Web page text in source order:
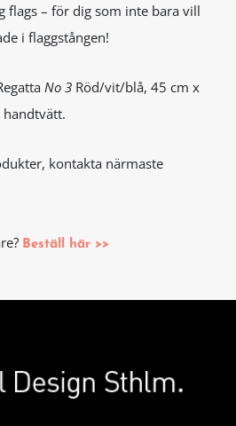
flags – för dig som inte bara vill
i flaggstången!
No 3 Röd/vit/blå, 45 cm x
handtvätt.
kontakta närmaste
Beställ här >>